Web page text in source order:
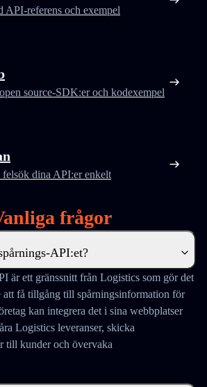
API-referens och exempel
source-SDK:er och kodexempel
felsök dina API:er enkelt
frågor
API:et?
är ett gränssnitt från Logistics som gör det
få tillgång till spårningsinformation för
kan integrera det i sina webbplatser
Logistics leveranser, skicka
till kunder och övervaka